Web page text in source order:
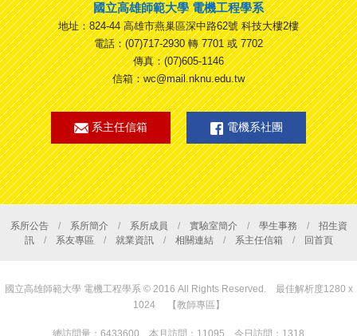
國立高雄師範大學 電機工程學系
地址：824-44 高雄市燕巢區深中路62號 科技大樓2樓
電話：(07)717-2930 轉 7701 或 7702
傳真：(07)605-1146
信箱：wc@mail.nknu.edu.tw
系主任信箱 電機系社團
系所公告/ 系所簡介/ 系所成員 / 實驗室簡介/ 學生事務 / 招生資
訊/ 系友專區 / 就業資訊/ 相關連結/ 系主任信箱 / 回首頁
國立高雄師範大學 電機工程學系 © 2016 All Rights Reserved. 最佳解析度1280 x
1024
【教師專區】
總訪問量：6433600 本月訪問：11095 今日訪問：1318